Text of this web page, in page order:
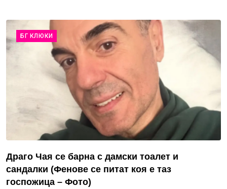
БГ КЛЮКИ
Драго Чая се барна с дамски тоалет и
сандалки (Фенове се питат коя е таз
госпожица – Фото)